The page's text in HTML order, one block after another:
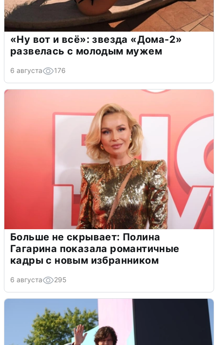
«Ну вот и всё»: звезда «Дома-2»
развелась с молодым мужем
6 августа 176
Больше не скрывает: Полина
Гагарина показала романтичные
кадры с новым избранником
6 августа 295